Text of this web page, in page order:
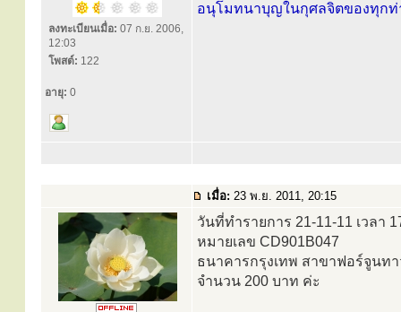
ลงทะเบียนเมื่อ: 07 ก.ย. 2006,
12:03
โพสต์: 122
อายุ: 0
อนุโมทนาบุญในกุศลจิตของทุกท่
เมื่อ: 23 พ.ย. 2011, 20:15
วันที่ทำรายการ 21-11-11 เวลา
หมายเลข CD901B047
ธนาคารกรุงเทพ สาขาฟอร์จูนท
จำนวน 200 บาท ค่ะ